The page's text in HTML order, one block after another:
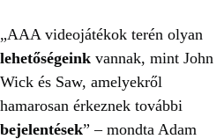
„AAA videojátékok terén olyan
lehetőségeink vannak, mint John
Wick és Saw, amelyekről
hamarosan érkeznek további
bejelentések” – mondta Adam